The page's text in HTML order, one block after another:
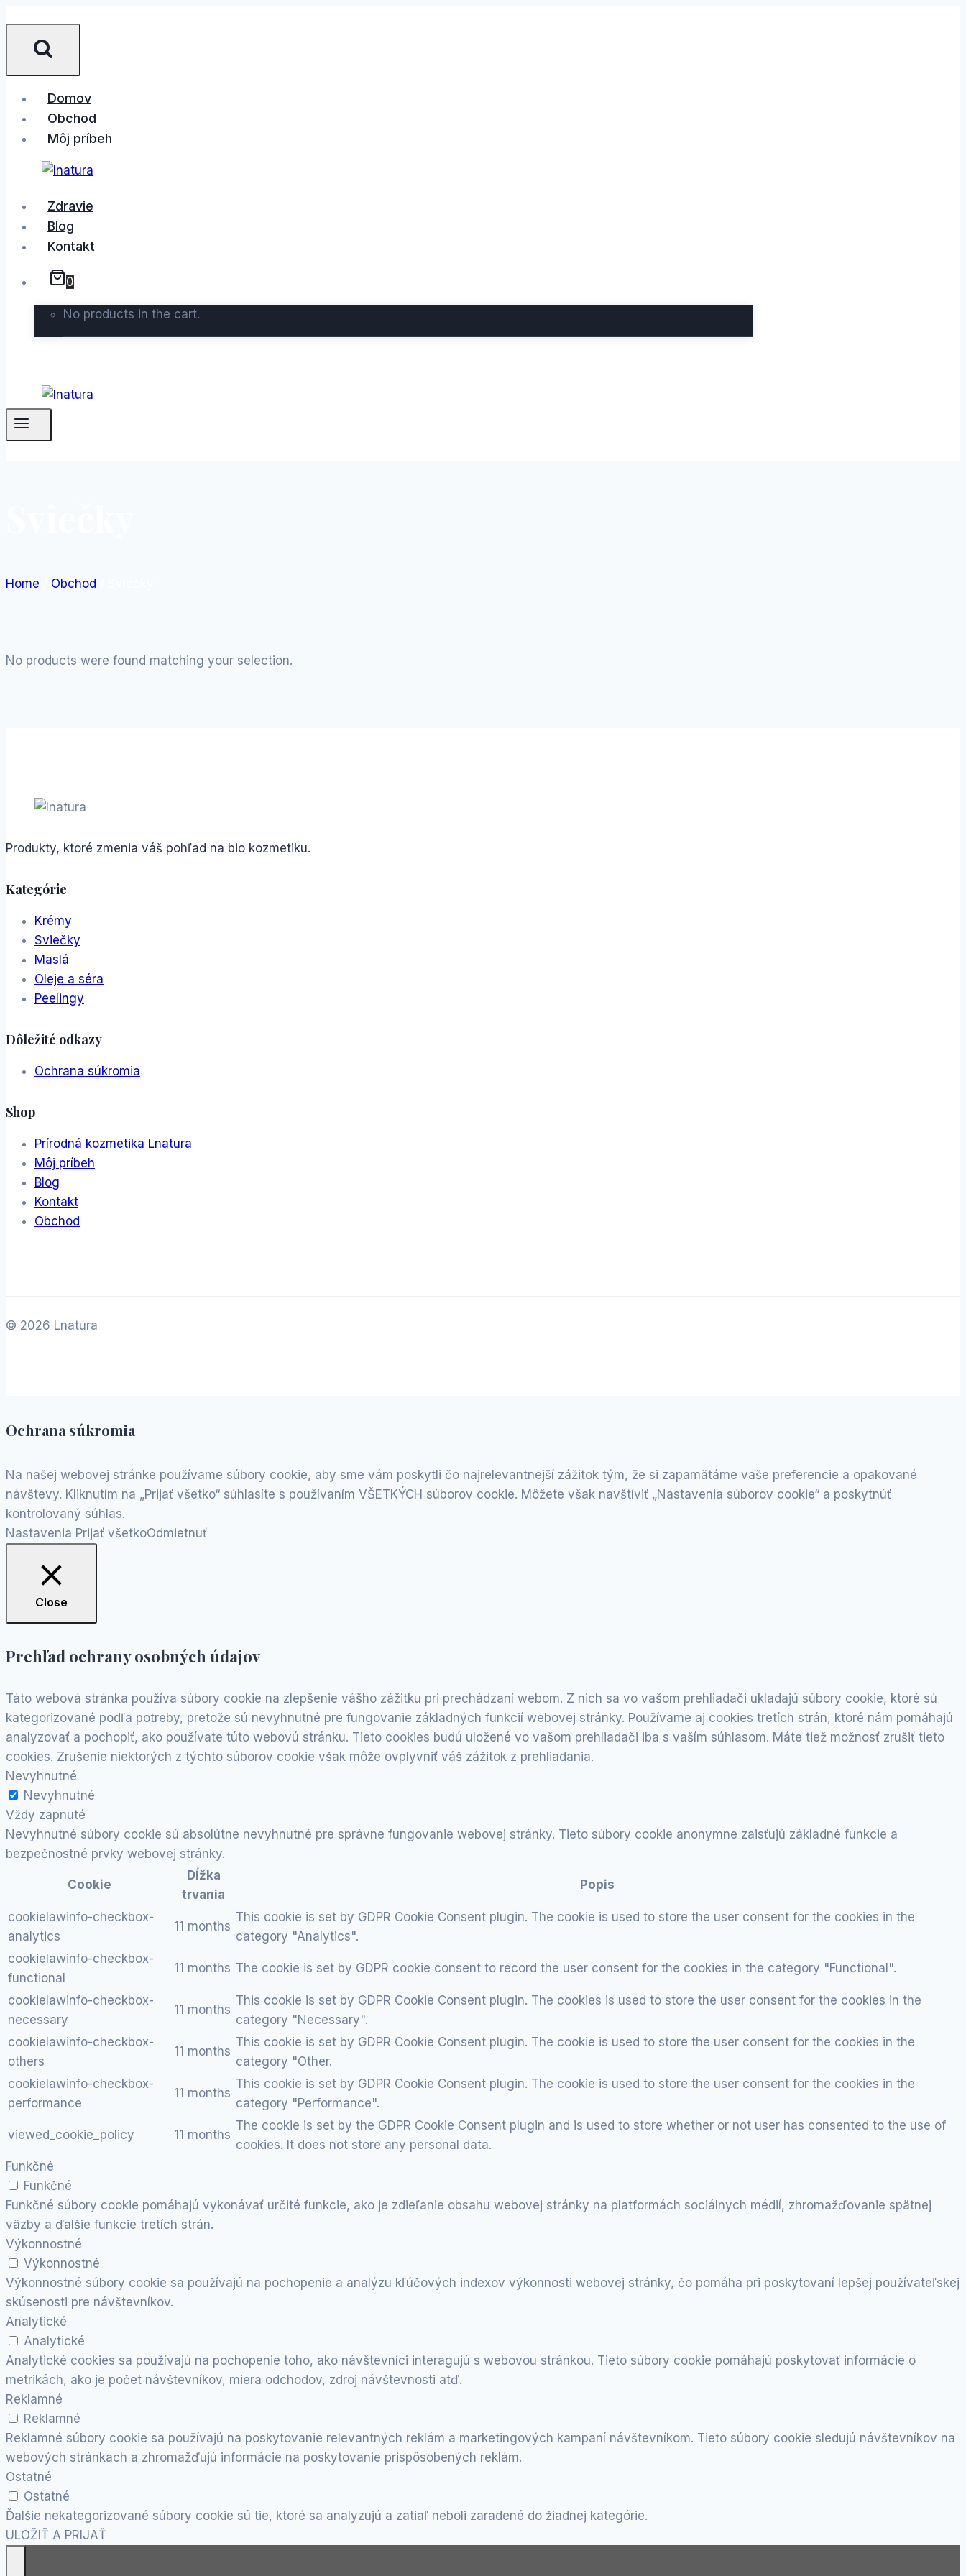
content
Domov
Obchod
Môj príbeh
Zdravie
Blog
Kontakt
0
No products in the cart.
Home Obchod
No products were found matching your selection.
Produkty, ktoré zmenia váš pohľad na bio kozmetiku.
Kategórie
Krémy
Sviečky
Maslá
Oleje a séra
Peelingy
Dôležité odkazy
Ochrana súkromia
Shop
Prírodná kozmetika Lnatura
Môj príbeh
Blog
Kontakt
Obchod
© 2026 Lnatura
Ochrana súkromia
Na našej webovej stránke používame súbory cookie, aby sme vám poskytli čo najrelevantnejší zážitok tým, že si zapamätáme vaše preferencie a opakované
návštevy. Kliknutím na „Prijať všetko“ súhlasíte s používaním VŠETKÝCH súborov cookie. Môžete však navštíviť „Nastavenia súborov cookie“ a poskytnúť
kontrolovaný súhlas.
Nastavenia Prijať všetkoOdmietnuť
Close
Prehľad ochrany osobných údajov
Táto webová stránka používa súbory cookie na zlepšenie vášho zážitku pri prechádzaní webom. Z nich sa vo vašom prehliadači ukladajú súbory cookie, ktoré sú
kategorizované podľa potreby, pretože sú nevyhnutné pre fungovanie základných funkcií webovej stránky. Používame aj cookies tretích strán, ktoré nám pomáhajú
analyzovať a pochopiť, ako používate túto webovú stránku. Tieto cookies budú uložené vo vašom prehliadači iba s vaším súhlasom. Máte tiež možnosť zrušiť tieto
cookies. Zrušenie niektorých z týchto súborov cookie však môže ovplyvniť váš zážitok z prehliadania.
Nevyhnutné
Nevyhnutné
Vždy zapnuté
Nevyhnutné súbory cookie sú absolútne nevyhnutné pre správne fungovanie webovej stránky. Tieto súbory cookie anonymne zaisťujú základné funkcie a
bezpečnostné prvky webovej stránky.
Cookie
Dĺžka
trvania
Popis
cookielawinfo-checkbox-
analytics
11 months
This cookie is set by GDPR Cookie Consent plugin. The cookie is used to store the user consent for the cookies in the
category "Analytics".
cookielawinfo-checkbox-
functional
11 months The cookie is set by GDPR cookie consent to record the user consent for the cookies in the category "Functional".
cookielawinfo-checkbox-
necessary
11 months
This cookie is set by GDPR Cookie Consent plugin. The cookies is used to store the user consent for the cookies in the
category "Necessary".
cookielawinfo-checkbox-
others
11 months
This cookie is set by GDPR Cookie Consent plugin. The cookie is used to store the user consent for the cookies in the
category "Other.
cookielawinfo-checkbox-
performance
11 months
This cookie is set by GDPR Cookie Consent plugin. The cookie is used to store the user consent for the cookies in the
category "Performance".
viewed_cookie_policy 11 months
The cookie is set by the GDPR Cookie Consent plugin and is used to store whether or not user has consented to the use of
cookies. It does not store any personal data.
Funkčné
Funkčné
Funkčné súbory cookie pomáhajú vykonávať určité funkcie, ako je zdieľanie obsahu webovej stránky na platformách sociálnych médií, zhromažďovanie spätnej
väzby a ďalšie funkcie tretích strán.
Výkonnostné
Výkonnostné
Výkonnostné súbory cookie sa používajú na pochopenie a analýzu kľúčových indexov výkonnosti webovej stránky, čo pomáha pri poskytovaní lepšej používateľskej
skúsenosti pre návštevníkov.
Analytické
Analytické
Analytické cookies sa používajú na pochopenie toho, ako návštevníci interagujú s webovou stránkou. Tieto súbory cookie pomáhajú poskytovať informácie o
metrikách, ako je počet návštevníkov, miera odchodov, zdroj návštevnosti atď.
Reklamné
Reklamné
Reklamné súbory cookie sa používajú na poskytovanie relevantných reklám a marketingových kampaní návštevníkom. Tieto súbory cookie sledujú návštevníkov na
webových stránkach a zhromažďujú informácie na poskytovanie prispôsobených reklám.
Ostatné
Ostatné
Ďalšie nekategorizované súbory cookie sú tie, ktoré sa analyzujú a zatiaľ neboli zaradené do žiadnej kategórie.
ULOŽIŤ A PRIJAŤ